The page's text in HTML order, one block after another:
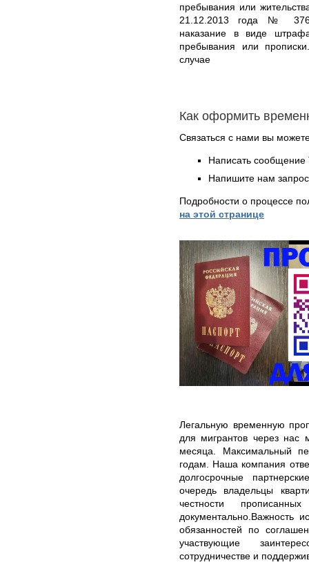
пребывания или
21.12.2013 года № 376-
наказание в виде
пребывания или
случае
Как оформить
Связаться с нами вы
Написать
Напишите нам
Подробности о процессе
на этой странице
Легальную временную
для мигрантов через
месяца. Максимальный
годам. Наша компания
долгосрочные
очередь владельцы
честности
документально.Важность
обязанностей по
участвующие
сотрудничестве и